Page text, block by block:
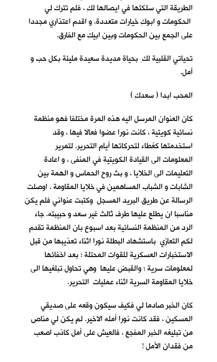
الطريقة التي سلكتها في ايصالها لكِ ، فلم تترك لي
الحكومات و ابوكِ خيارات متعددة. و اقدم اعتذاري مجددا
على الجمع بين الحكومات وبين ابيكِ مع الفارق.
تحياتي القلبية لك ِ بحياة مديدة سعيدة مليئة بكل حب و
أمل.
المحب ابدا ( سعدكِ )
كان العنوان المرسل اليه هذه المرة مختلفا فهو منظمة
نسائية كويتية ، كانت نورا عضوا فعالا فيها ، وقد
استخدمتها كغطاء لتحركاتها أيام التحرير. لتمرير
المعلومات الى القيادة الكويتية في المنفى ، و اعادة
التعليمات الى الخلايا ، و بث روح الحماس و الهمة بين
الشابات و الشباب المساهمين في خلايا المقاومة . اوصلت
الرسالة عن طريق البريد المسجل وكتبت عنواني فلم يكن
مناسبا ان يطلع عليها طرف ثالث غير سعد و حبيبته. جاء
الرد من المنظمة النسائية بعد اسبوع بان المنظمة تقدم
لكم التعازي باستشهاد البطلة نورا اثناء تعذيبها من قبل
الاستخبارات العسكرية للقوات المحتلة ؛ بعد اخفائها
لمعلومات سرية ؛ والقبض عليها وهي تحاول تبلغيها الى
خلايا المقاومة السرية اثناء عمليات التحرير.
كان الخبر صادما لي فكيف سيكون وقعه على صديقي
المسكين ، فقد كانت نورا أمله الاخير. لم يكن لي مناص
من تبليغه الخبر المفجع ، فالعيش على أمل كاذب اصعب
من فقدان الأمل !